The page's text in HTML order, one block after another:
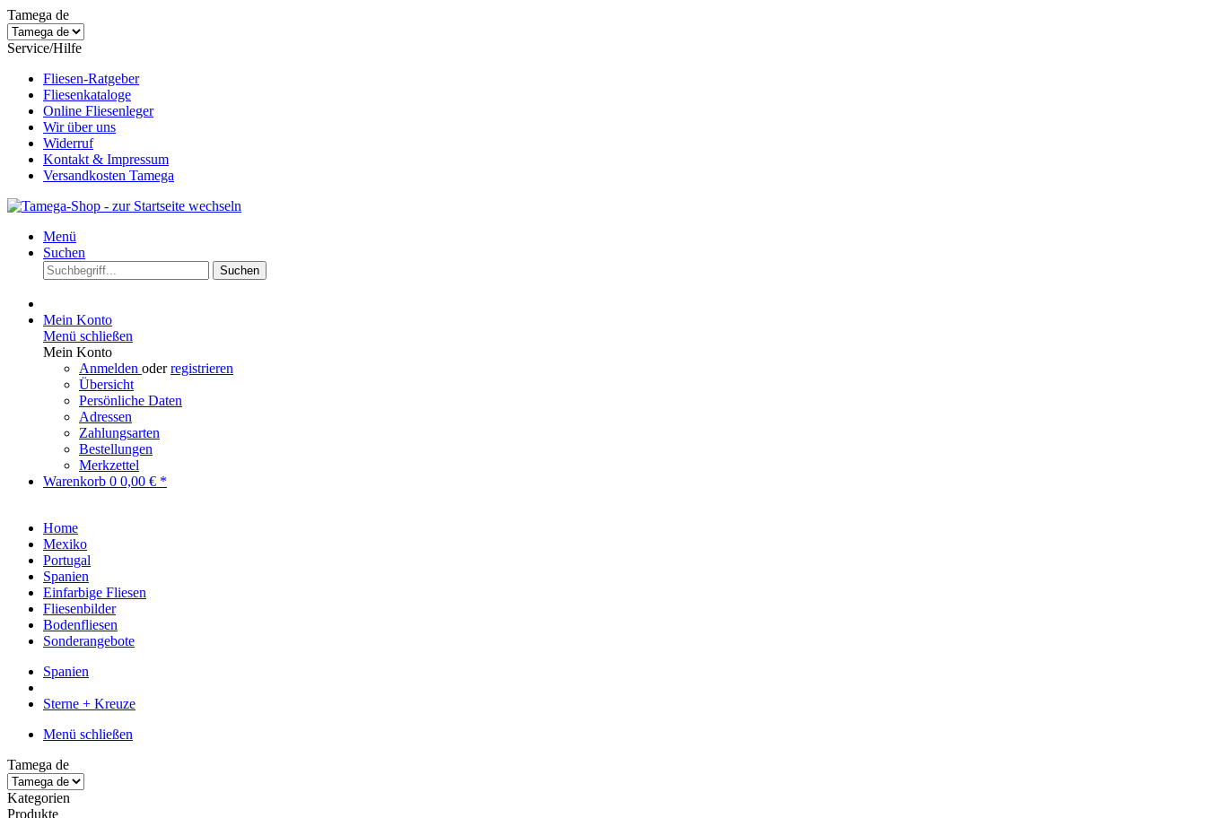
Tamega de
Service/Hilfe
Fliesen-Ratgeber
Fliesenkataloge
Online Fliesenleger
Wir über uns
Widerruf
Kontakt & Impressum
Versandkosten Tamega
Menü
Suchen
Suchen
Mein Konto
Menü schließen
Mein Konto
Anmelden oderregistrieren
Übersicht
Persönliche Daten
Adressen
Zahlungsarten
Bestellungen
Merkzettel
Warenkorb 0 0,00 € *
Home
Mexiko
Portugal
Spanien
Einfarbige Fliesen
Fliesenbilder
Bodenfliesen
Sonderangebote
Spanien
Sterne + Kreuze
Menü schließen
Tamega de
Kategorien
Produkte